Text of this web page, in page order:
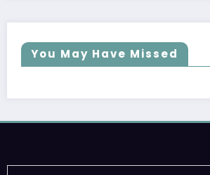
You May Have Missed